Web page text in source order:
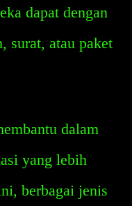
dapat dengan
surat, atau paket
dalam
yang lebih
berbagai jenis